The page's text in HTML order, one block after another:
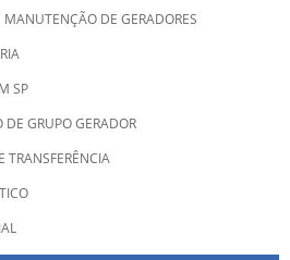
DE GERADORES
SP
GRUPO GERADOR
TRANSFERÊNCIA